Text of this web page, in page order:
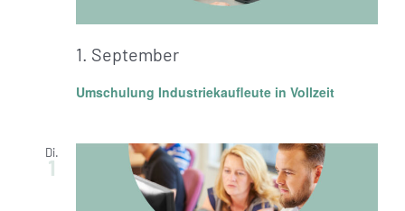
Umschulung Industriekaufleute in Vollzeit
1. September
Di.
1